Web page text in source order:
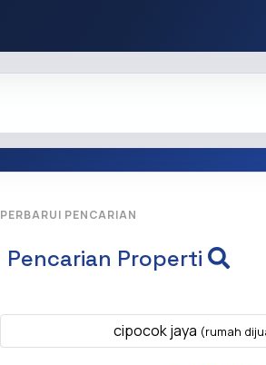
PERBARUI PENCARIAN
Pencarian Properti
cipocok jaya (rumah